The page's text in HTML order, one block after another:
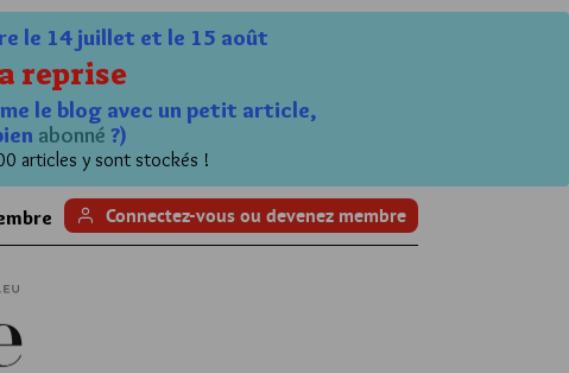
le 14 juillet et le 15 août
reprise
le blog avec un petit article,
abonné ?)
articles y sont stockés !
Connectez-vous ou devenez membre